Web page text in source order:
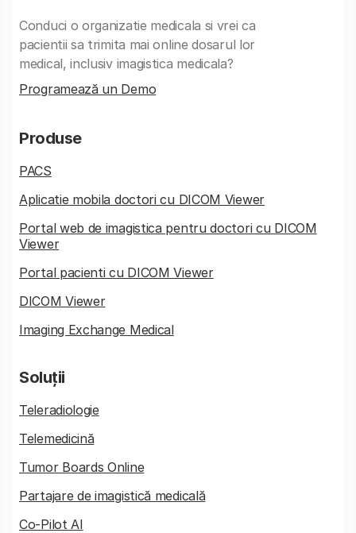
Conduci o organizatie medicala si vrei ca
pacientii sa trimita mai online dosarul lor
medical, inclusiv imagistica medicala?
Programează un Demo
Produse
PACS
Aplicatie mobila doctori cu DICOM Viewer
Portal web de imagistica pentru doctori cu DICOM
Viewer
Portal pacienti cu DICOM Viewer
DICOM Viewer
Imaging Exchange Medical
Soluții
Teleradiologie
Telemedicină
Tumor Boards Online
Partajare de imagistică medicală
Co-Pilot AI